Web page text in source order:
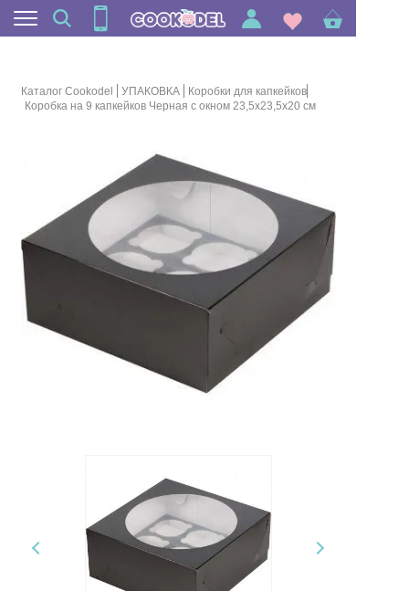
Каталог Cookodel УПАКОВКА
Коробки для капкейков
Коробка на 9 капкейков Черная с окном 23,5х23,5х20 см